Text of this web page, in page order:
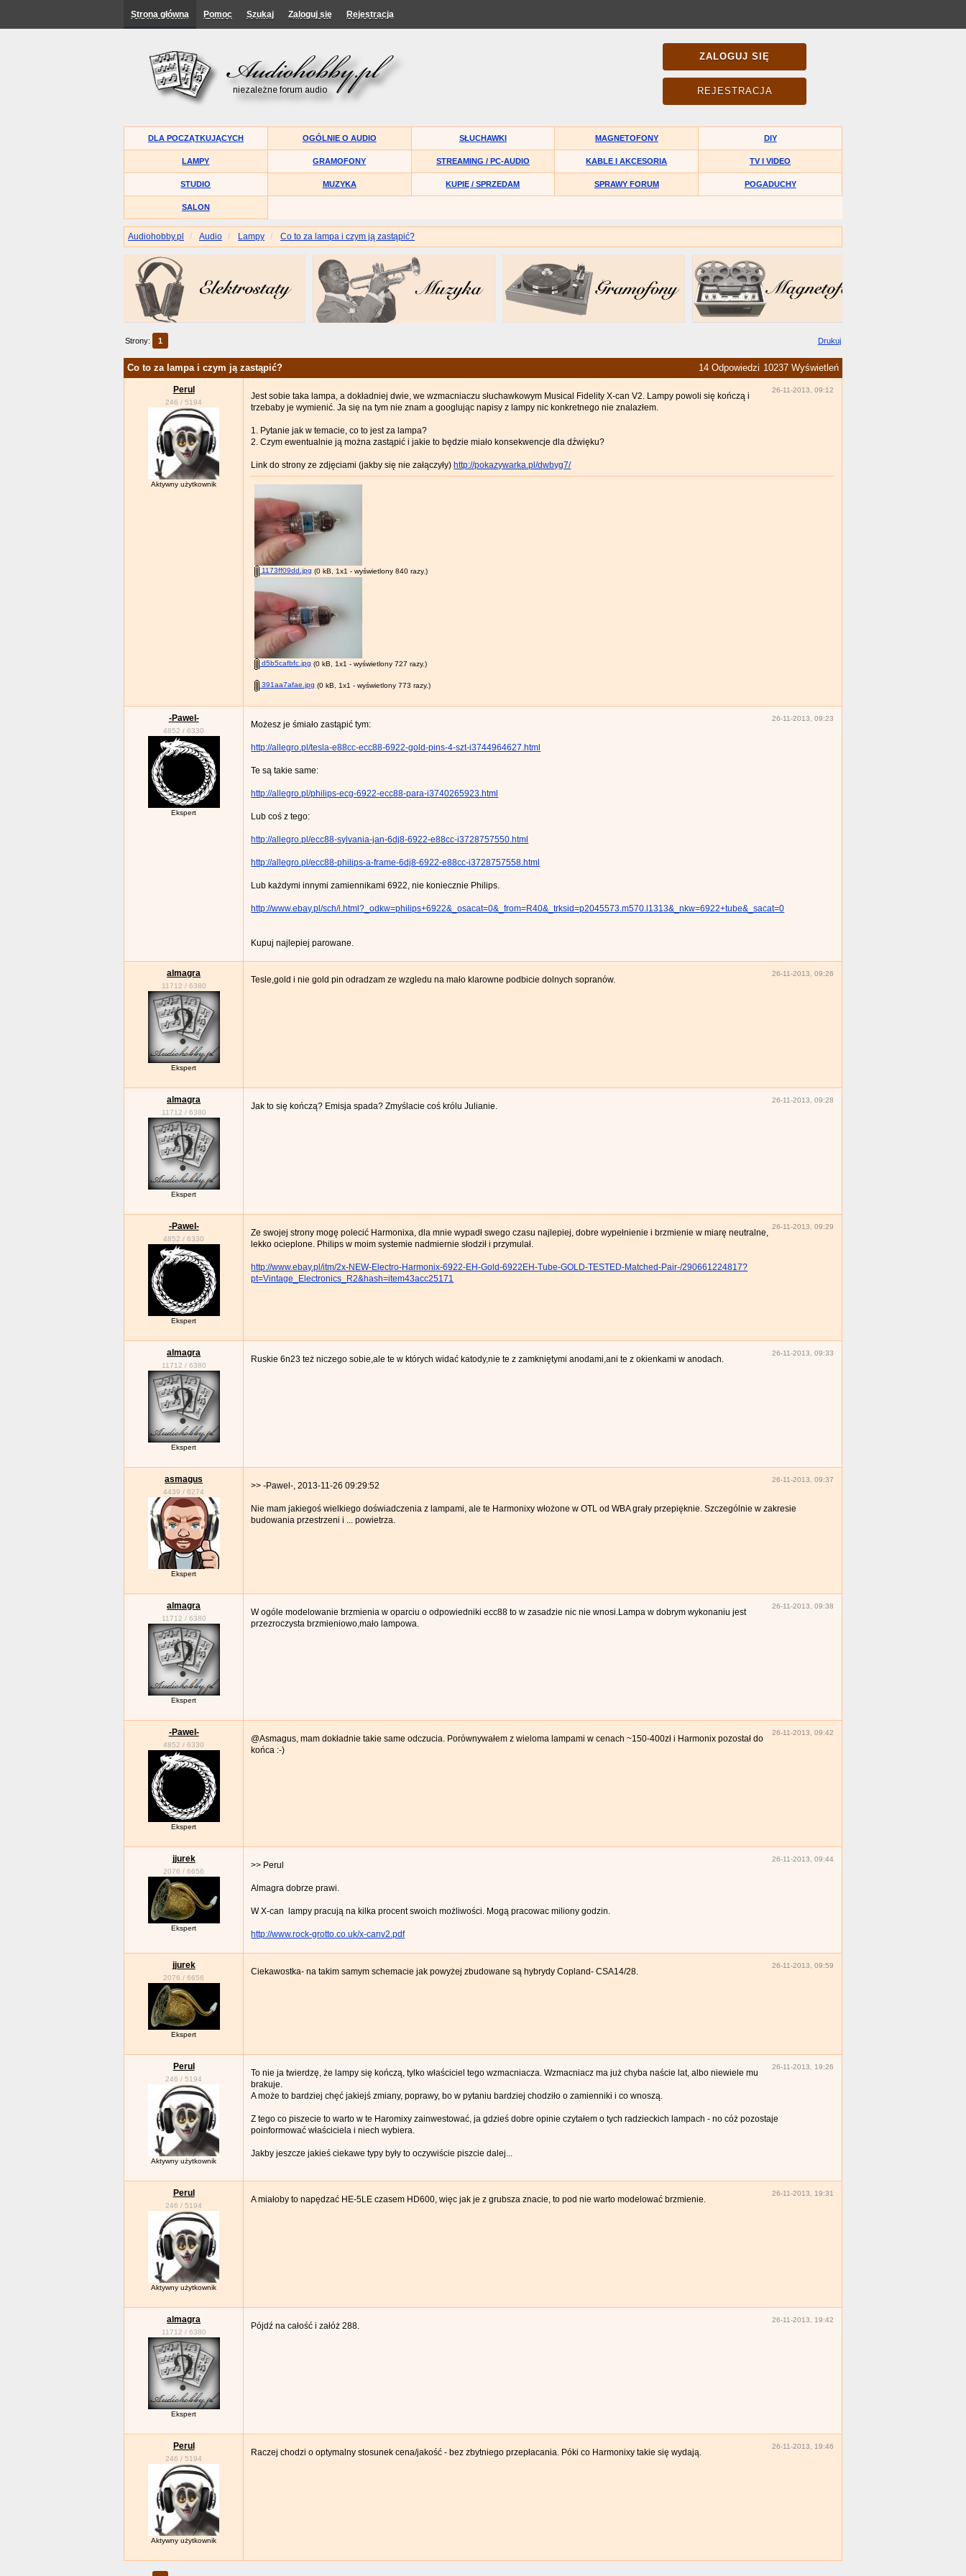
Strona główna Pomoc Szukaj Zaloguj się Rejestracja
ZALOGUJ SIĘ
REJESTRACJA
DLA POCZĄTKUJĄCYCH OGÓLNIE O AUDIO SŁUCHAWKI MAGNETOFONY DIY
LAMPY GRAMOFONY STREAMING / PC-AUDIO KABLE I AKCESORIA TV I VIDEO
STUDIO MUZYKA KUPIĘ / SPRZEDAM SPRAWY FORUM POGADUCHY
SALON
Audiohobby.pl Audio Lampy Co to za lampa i czym ją zastąpić?
Drukuj
Strony: 1
Co to za lampa i czym ją zastąpić? 14 Odpowiedzi 10237 Wyświetleń
Perul
246 /5194
Aktywny użytkownik
26-11-2013, 09:12
Jest sobie taka lampa, a dokładniej dwie, we wzmacniaczu słuchawkowym Musical Fidelity X-can V2. Lampy powoli się kończą i
trzebaby je wymienić. Ja się na tym nie znam a googlując napisy z lampy nic konkretnego nie znalazłem.
1. Pytanie jak w temacie, co to jest za lampa?
2. Czym ewentualnie ją można zastąpić i jakie to będzie miało konsekwencje dla dźwięku?
Link do strony ze zdjęciami (jakby się nie załączyły) http://pokazywarka.pl/dwbyg7/
1173ff09dd.jpg (0 kB, 1x1 - wyświetlony 840 razy.)
d5b5cafbfc.jpg (0 kB, 1x1 - wyświetlony 727 razy.)
391aa7afae.jpg (0 kB, 1x1 - wyświetlony 773 razy.)
-Pawel-
4852 /6330
Ekspert
26-11-2013, 09:23
Możesz je śmiało zastąpić tym:
http://allegro.pl/tesla-e88cc-ecc88-6922-gold-pins-4-szt-i3744964627.html
Te są takie same:
http://allegro.pl/philips-ecg-6922-ecc88-para-i3740265923.html
Lub coś z tego:
http://allegro.pl/ecc88-sylvania-jan-6dj8-6922-e88cc-i3728757550.html
http://allegro.pl/ecc88-philips-a-frame-6dj8-6922-e88cc-i3728757558.html
Lub każdymi innymi zamiennikami 6922, nie koniecznie Philips.
http://www.ebay.pl/sch/i.html?_odkw=philips+6922&_osacat=0&_from=R40&_trksid=p2045573.m570.l1313&_nkw=6922+tube&_sacat=0
Kupuj najlepiej parowane.
almagra
11712 / 6380
Ekspert
26-11-2013, 09:26
Tesle,gold i nie gold pin odradzam ze wzgledu na mało klarowne podbicie dolnych sopranów.
almagra
11712 / 6380
Ekspert
26-11-2013, 09:28
Jak to się kończą? Emisja spada? Zmyślacie coś królu Julianie.
-Pawel-
4852 /6330
Ekspert
26-11-2013, 09:29
Ze swojej strony mogę polecić Harmonixa, dla mnie wypadł swego czasu najlepiej, dobre wypełnienie i brzmienie w miarę neutralne,
lekko ocieplone. Philips w moim systemie nadmiernie słodził i przymulał.
http://www.ebay.pl/itm/2x-NEW-Electro-Harmonix-6922-EH-Gold-6922EH-Tube-GOLD-TESTED-Matched-Pair-/290661224817?
pt=Vintage_Electronics_R2&hash=item43acc25171
almagra
11712 / 6380
Ekspert
26-11-2013, 09:33
Ruskie 6n23 też niczego sobie,ale te w których widać katody,nie te z zamkniętymi anodami,ani te z okienkami w anodach.
asmagus
4439 /6274
Ekspert
26-11-2013, 09:37
>> -Pawel-, 2013-11-26 09:29:52
Nie mam jakiegoś wielkiego doświadczenia z lampami, ale te Harmonixy włożone w OTL od WBA grały przepięknie. Szczególnie w zakresie
budowania przestrzeni i ... powietrza.
almagra
11712 / 6380
Ekspert
26-11-2013, 09:38
W ogóle modelowanie brzmienia w oparciu o odpowiedniki ecc88 to w zasadzie nic nie wnosi.Lampa w dobrym wykonaniu jest
przezroczysta brzmieniowo,mało lampowa.
-Pawel-
4852 /6330
Ekspert
26-11-2013, 09:42
@Asmagus, mam dokładnie takie same odczucia. Porównywałem z wieloma lampami w cenach ~150-400zł i Harmonix pozostał do
końca :-)
jjurek
2076 /6656
Ekspert
26-11-2013, 09:44
>> Perul
Almagra dobrze prawi.
W X-can lampy pracują na kilka procent swoich możliwości. Mogą pracowac miliony godzin.
http://www.rock-grotto.co.uk/x-canv2.pdf
jjurek
2076 /6656
Ekspert
26-11-2013, 09:59
Ciekawostka- na takim samym schemacie jak powyżej zbudowane są hybrydy Copland- CSA14/28.
Perul
246 /5194
Aktywny użytkownik
26-11-2013, 19:26
To nie ja twierdzę, że lampy się kończą, tylko właściciel tego wzmacniacza. Wzmacniacz ma już chyba naście lat, albo niewiele mu
brakuje.
A może to bardziej chęć jakiejś zmiany, poprawy, bo w pytaniu bardziej chodziło o zamienniki i co wnoszą.
Z tego co piszecie to warto w te Haromixy zainwestować, ja gdzieś dobre opinie czytałem o tych radzieckich lampach - no cóż pozostaje
poinformować właściciela i niech wybiera.
Jakby jeszcze jakieś ciekawe typy były to oczywiście piszcie dalej...
Perul
246 /5194
Aktywny użytkownik
26-11-2013, 19:31
A miałoby to napędzać HE-5LE czasem HD600, więc jak je z grubsza znacie, to pod nie warto modelować brzmienie.
almagra
11712 / 6380
Ekspert
26-11-2013, 19:42
Pójdź na całość i załóż 288.
Perul
246 /5194
Aktywny użytkownik
26-11-2013, 19:46
Raczej chodzi o optymalny stosunek cena/jakość - bez zbytniego przepłacania. Póki co Harmonixy takie się wydają.